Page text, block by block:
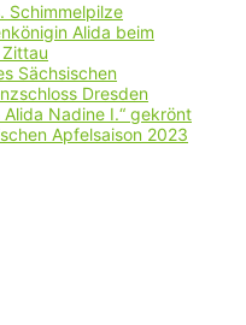
Schimmelpilze
Alida beim
Sächsischen
Dresden
Nadine I.“ gekrönt
Apfelsaison 2023